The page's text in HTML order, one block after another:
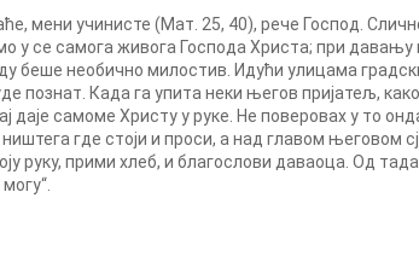
мени учинисте (Мат. 25, 40), рече Господ.
у се самога живога Господа Христа; при
беше необично милостив. Идући улицама
познат. Када га упита неки његов пријатељ,
даје самоме Христу у руке. Не поверовах у то
где стоји и проси, а над главом његовом
руку, прими хлеб, и благослови даваоца. Од